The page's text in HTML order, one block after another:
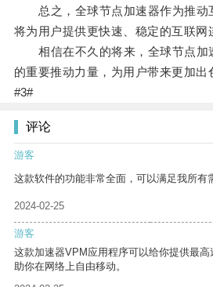
总之，全球节点加速器作为推动
将为用户提供更快速、稳定的互联网
相信在不久的将来，全球节点加
的重要推动力量，为用户带来更加出
#3#
评论
游客
这款软件的功能非常全面，可以满足我所有
2024-02-25
游客
这款加速器VPM应用程序可以给你提供最
助你在网络上自由移动。